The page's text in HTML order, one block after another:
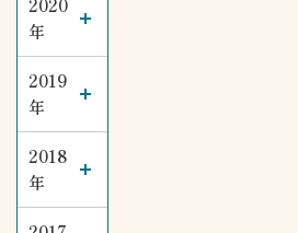
2020
年
2019
年
2018
年